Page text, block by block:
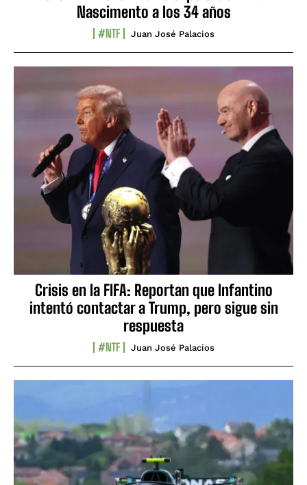
Nascimento a los 34 años
#NTF Juan José Palacios
Crisis en la FIFA: Reportan que Infantino
intentó contactar a Trump, pero sigue sin
respuesta
#NTF Juan José Palacios